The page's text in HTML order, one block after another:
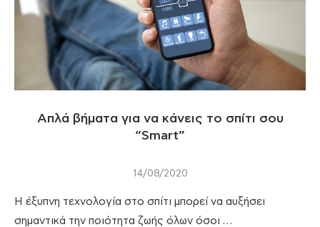
Απλά βήματα για να κάνεις το σπίτι σου
“Smart”
14/08/2020
Η έξυπνη τεχνολογία στο σπίτι μπορεί να αυξήσει
σημαντικά την ποιότητα ζωής όλων όσοι …